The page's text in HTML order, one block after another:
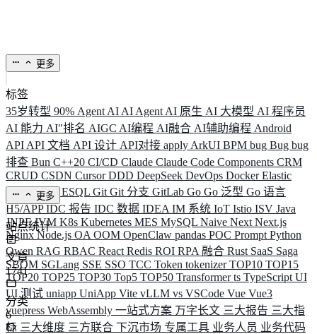
更多
标签
35岁转型 90% Agent AI AI Agent AI 原生 AI 大模型 AI 程序员
AI 能力 AI"排名 AIGC AI编程 AI融合 AI辅助编程 Android
API API 文档 API 设计 API对接 apply ArkUI BPM bug Bug bug
排查 Bun C++20 CI/CD Claude Claude Code Components CRM
CRUD CSDN CursorDDD DeepSeek DevOps DockerElastic
ELK ElysiaESQL Git Git 分支 GitLab Go Go 泛型 Go 语言
H5/APPIDC 报告 IDC 数据 IDEA IM 系统 IoT Istio ISV Java
JNPFJVM K8s Kubernetes MES MySQL Naive Next Next.js
NginxNode.js OA OOM OpenClaw pandas POC Prompt Python
Qwen RAG RBAC React Redis ROI RPA 融合 Rust SaaS Saga
SBOM SGLang SSE SSO TCC Token tokenizerTOP10 TOP15
TOP20 TOP25 TOP30 Top5 TOP50 Transformerts TypeScript UI
UI 测试 uniapp UniApp Vite vLLM vs VSCode Vue Vue3
vuepress WebAssembly 一站式方案 万字长文 三大报告 三大指
标 三大维度 三方联合 下沉市场 专属工具 业务人员 业务代码
更多
站点统计
文章
1741
分类
6